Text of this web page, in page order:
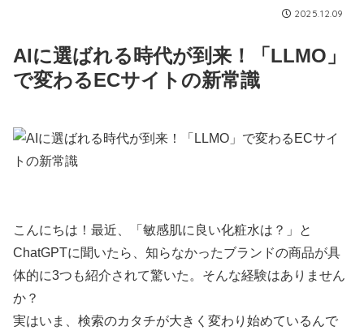
2025.12.09
AIに選ばれる時代が到来！「LLMO」
で変わるECサイトの新常識
こんにちは！最近、「敏感肌に良い化粧水は？」と
ChatGPTに聞いたら、知らなかったブランドの商品が具
体的に3つも紹介されて驚いた。そんな経験はありません
か？
実はいま、検索のカタチが大きく変わり始めているんで